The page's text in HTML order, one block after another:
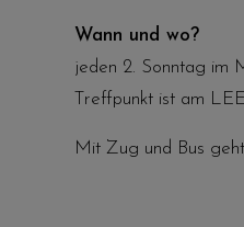
Wann und wo?
jeden 2. Sonntag im
Treffpunkt ist am
Mit Zug und Bus